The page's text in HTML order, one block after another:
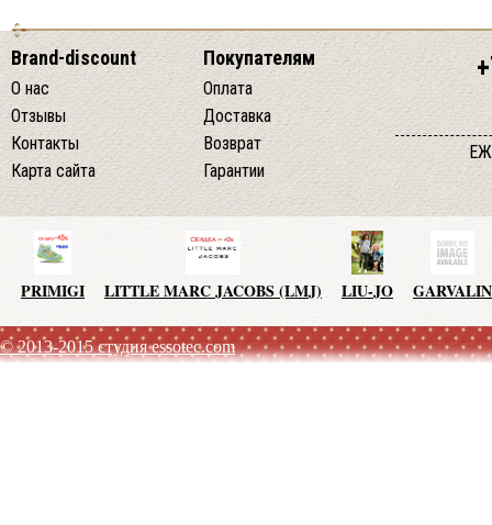
Brand-discount
О нас
Отзывы
Контакты
Карта сайта
Покупателям
Оплата
Доставка
Возврат
Гарантии
PRIMIGI LITTLE MARC JACOBS (LMJ) LIU-JO GARVALIN
© 2013-2015 студия essotec.com